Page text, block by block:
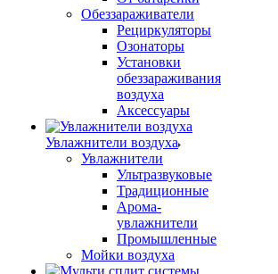
Обеззараживатели
Рециркуляторы
Озонаторы
Установки
обеззараживания
воздуха
Аксессуары
Увлажнители воздуха
Увлажнители
Ультразвуковые
Традиционные
Арома-
увлажнители
Промышленные
Мойки воздуха